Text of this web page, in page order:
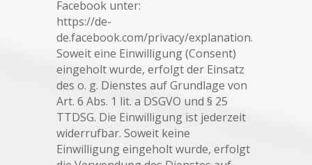
Facebook unter:
https://de-
de.facebook.com/privacy/explanation.
Soweit eine Einwilligung (Consent)
eingeholt wurde, erfolgt der Einsatz
des o. g. Dienstes auf Grundlage von
Art. 6 Abs. 1 lit. a DSGVO und § 25
TTDSG. Die Einwilligung ist jederzeit
widerrufbar. Soweit keine
Einwilligung eingeholt wurde, erfolgt